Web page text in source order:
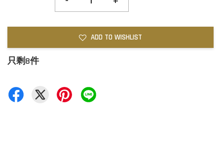
ADD TO WISHLIST
只剩8件